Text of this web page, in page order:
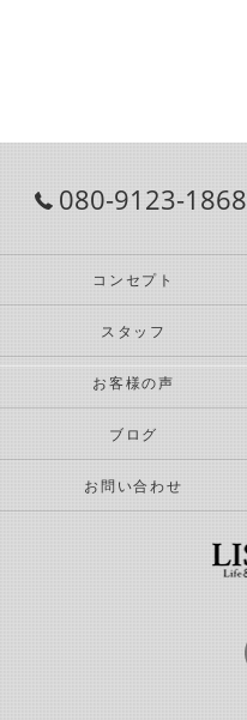
080-9123-1868
コンセプト
スタッフ
お客様の声
ブログ
お問い合わせ